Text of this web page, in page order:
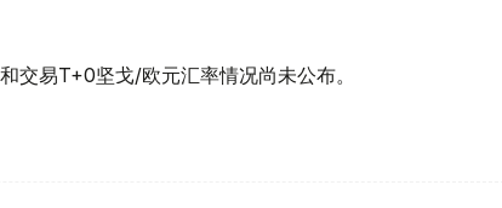
交易T+0坚戈/欧元汇率情况尚未公布。